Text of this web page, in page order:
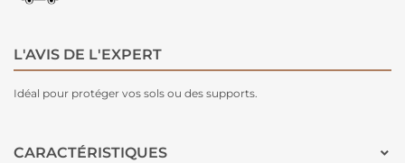
L'AVIS DE L'EXPERT
Idéal pour protéger vos sols ou des supports.
CARACTÉRISTIQUES